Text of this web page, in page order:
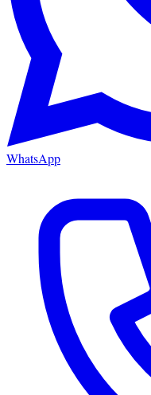
WhatsApp